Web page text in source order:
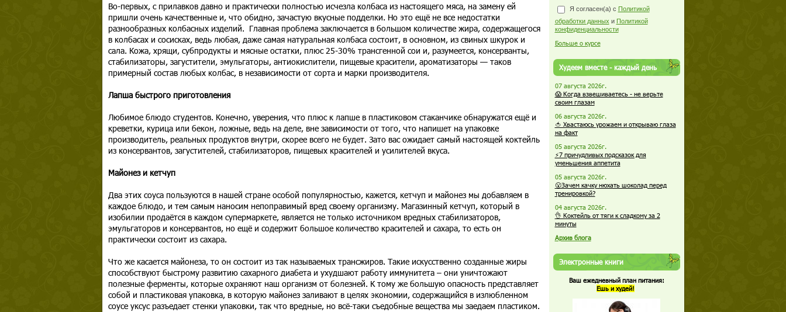
Во-первых, с прилавков давно и практически полностью исчезла колбаса из настоящего мяса, на замену ей
пришли очень качественные и, что обидно, зачастую вкусные подделки. Но это ещё не все недостатки
разнообразных колбасных изделий. Главная проблема заключается в большом количестве жира, содержащегося
в колбасах и сосисках, ведь любая, даже самая натуральная колбаса состоит, в основном, из свиных шкурок и
сала. Кожа, хрящи, субпродукты и мясные остатки, плюс 25-30% трансгенной сои и, разумеется, консерванты,
стабилизаторы, загустители, эмульгаторы, антиокислители, пищевые красители, ароматизаторы — таков
примерный состав любых колбас, в независимости от сорта и марки производителя.
Лапша быстрого приготовления
Любимое блюдо студентов. Конечно, уверения, что плюс к лапше в пластиковом стаканчике обнаружатся ещё и
креветки, курица или бекон, ложные, ведь на деле, вне зависимости от того, что напишет на упаковке
производитель, реальных продуктов внутри, скорее всего не будет. Зато вас ожидает самый настоящей коктейль
из консервантов, загустителей, стабилизаторов, пищевых красителей и усилителей вкуса.
Майонез и кетчуп
Два этих соуса пользуются в нашей стране особой популярностью, кажется, кетчуп и майонез мы добавляем в
каждое блюдо, и тем самым наносим непоправимый вред своему организму. Магазинный кетчуп, который в
изобилии продаётся в каждом супермаркете, является не только источником вредных стабилизаторов,
эмульгаторов и консервантов, но ещё и содержит большое количество красителей и сахара, то есть он
практически состоит из сахара.
Что же касается майонеза, то он состоит из так называемых трансжиров. Такие искусственно созданные жиры
способствуют быстрому развитию сахарного диабета и ухудшают работу иммунитета – они уничтожают
полезные ферменты, которые охраняют наш организм от болезней. К тому же большую опасность представляет
собой и пластиковая упаковка, в которую майонез заливают в целях экономии, содержащийся в излюбленном
соусе уксус разъедает стенки упаковки, так что вредные, но всё-таки съедобные вещества мы заедаем пластиком.
Я согласен(а) с Политикой
обработки данных и Политикой
конфиденциальности
Больше о курсе
Худеем вместе - каждый день
07 августа 2026г.
😱 Когда взвешиваетесь - не верьте
своим глазам
06 августа 2026г.
🍅 Хвастаюсь урожаем и открываю глаза
на факт
05 августа 2026г.
⚡7 причудливых подсказок для
уменьшения аппетита
05 августа 2026г.
😮Зачем качку нюхать шоколад перед
тренировкой?
04 августа 2026г.
👌 Коктейль от тяги к сладкому за 2
минуты
Архив блога
Электронные книги
Ваш ежедневный план питания:
Ешь и худей!